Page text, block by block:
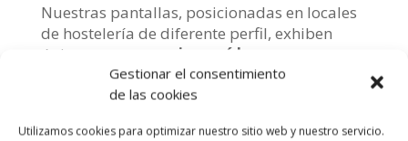
Gestionar el consentimiento
de las cookies
Utilizamos cookies para optimizar nuestro sitio web y nuestro servicio.
Nuestras pantallas, posicionadas en locales
de hostelería de diferente perfil, exhiben
únicamente
anuncios o vídeos
corporativosde marcas comerciales. Gran
capacidad de segmentación de público a un